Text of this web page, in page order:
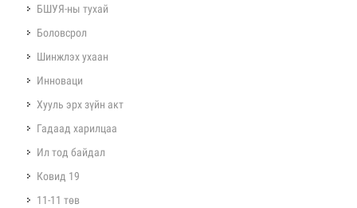
БШУЯ-ны тухай
Боловсрол
Шинжлэх ухаан
Инноваци
Хууль эрх зүйн акт
Гадаад харилцаа
Ил тод байдал
Ковид 19
11-11 төв